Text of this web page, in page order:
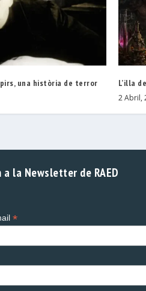
una història de terror L’illa
2 Abril,
a la Newsletter de RAED
*